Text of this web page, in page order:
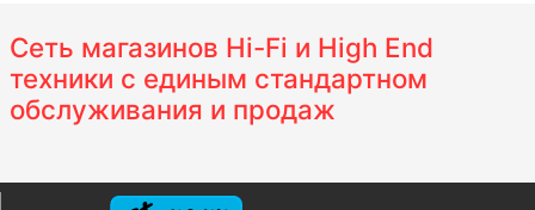
Сеть магазинов Hi-Fi и High End
техники с единым стандартном
обслуживания и продаж